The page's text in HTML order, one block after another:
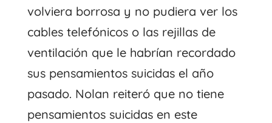
volviera borrosa y no pudiera ver los
cables telefónicos o las rejillas de
ventilación que le habrían recordado
sus pensamientos suicidas el año
pasado. Nolan reiteró que no tiene
pensamientos suicidas en este